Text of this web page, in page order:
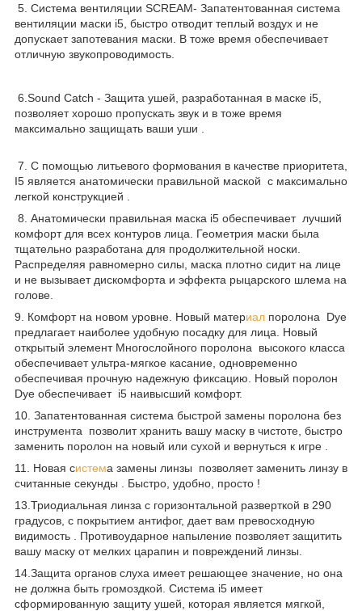
5. Система вентиляции SCREAM- Запатентованная система
вентиляции маски i5, быстро отводит теплый воздух и не
допускает запотевания маски. В тоже время обеспечивает
отличную звукопроводимость.
6.Sound Catch - Защита ушей, разработанная в маске i5,
позволяет хорошо пропускать звук и в тоже время
максимально защищать ваши уши .
7. С помощью литьевого формования в качестве приоритета,
I5 является анатомически правильной маской с максимально
легкой конструкцией .
8. Анатомически правильная маска i5 обеспечивает лучший
комфорт для всех контуров лица. Геометрия маски была
тщательно разработана для продолжительной носки.
Распределяя равномерно силы, маска плотно сидит на лице
и не вызывает дискомфорта и эффекта рыцарского шлема на
голове.
9. Комфорт на новом уровне. Новый материал поролона Dye
предлагает наиболее удобную посадку для лица. Новый
открытый элемент Многослойного поролона высокого класса
обеспечивает ультра-мягкое касание, одновременно
обеспечивая прочную надежную фиксацию. Новый поролон
Dye обеспечивает i5 наивысший комфорт.
10. Запатентованная система быстрой замены поролона без
инструмента позволит хранить вашу маску в чистоте, быстро
заменить поролон на новый или сухой и вернуться к игре .
11. Новая система замены линзы позволяет заменить линзу в
считанные секунды . Быстро, удобно, просто !
13.Триодиальная линза с горизонтальной разверткой в 290
градусов, с покрытием антифог, дает вам превосходную
видимость . Противоударное напыление позволяет защитить
вашу маску от мелких царапин и повреждений линзы.
14.Защита органов слуха имеет решающее значение, но она
не должна быть громоздкой. Система i5 имеет
сформированную защиту ушей, которая является мягкой,